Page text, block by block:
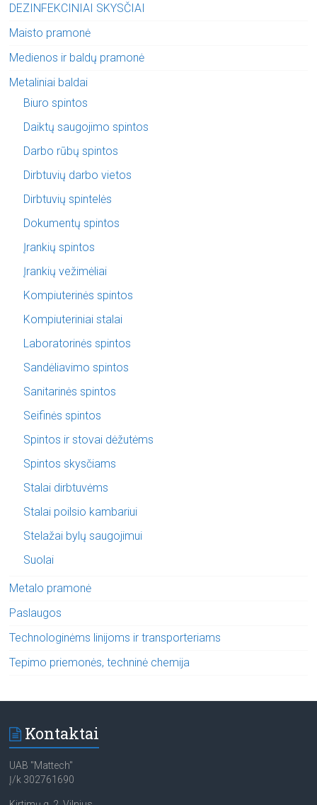
DEZINFEKCINIAI SKYSČIAI
Maisto pramonė
Medienos ir baldų pramonė
Metaliniai baldai
Biuro spintos
Daiktų saugojimo spintos
Darbo rūbų spintos
Dirbtuvių darbo vietos
Dirbtuvių spintelės
Dokumentų spintos
Įrankių spintos
Įrankių vežimėliai
Kompiuterinės spintos
Kompiuteriniai stalai
Laboratorinės spintos
Sandėliavimo spintos
Sanitarinės spintos
Seifinės spintos
Spintos ir stovai dėžutėms
Spintos skysčiams
Stalai dirbtuvėms
Stalai poilsio kambariui
Stelažai bylų saugojimui
Suolai
Metalo pramonė
Paslaugos
Technologinėms linijoms ir transporteriams
Tepimo priemonės, techninė chemija
Kontaktai
UAB "Mattech"
Į/k 302761690